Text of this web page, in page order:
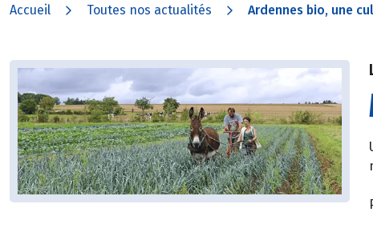
Accueil Toutes nos actualités Ardennes bio, une